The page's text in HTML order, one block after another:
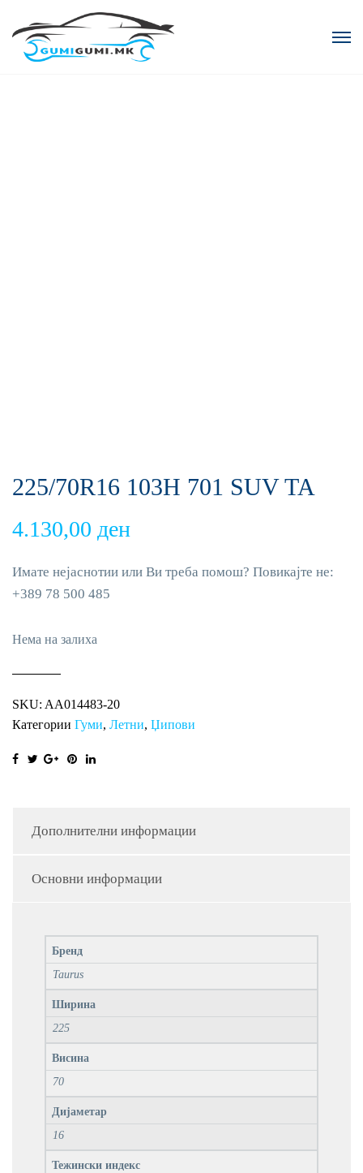
225/70R16 103H 701 SUV TA
4.130,00 ден
Имате нејаснотии или Ви треба помош? Повикајте не:
+389 78 500 485
Нема на залиха
SKU: AA014483-20
Категории Гуми, Летни, Џипови
Дополнителни информации
Основни информации
Бренд
Taurus
Ширина
225
Висина
70
Дијаметар
16
Тежински индекс